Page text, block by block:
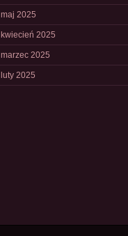
maj 2025
kwiecień 2025
marzec 2025
luty 2025